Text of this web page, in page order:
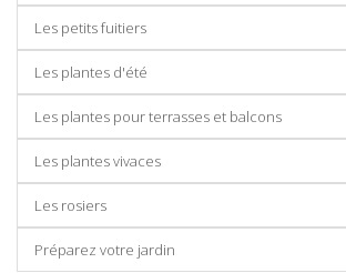
Les petits fuitiers
Les plantes d'été
Les plantes pour terrasses et balcons
Les plantes vivaces
Les rosiers
Préparez votre jardin